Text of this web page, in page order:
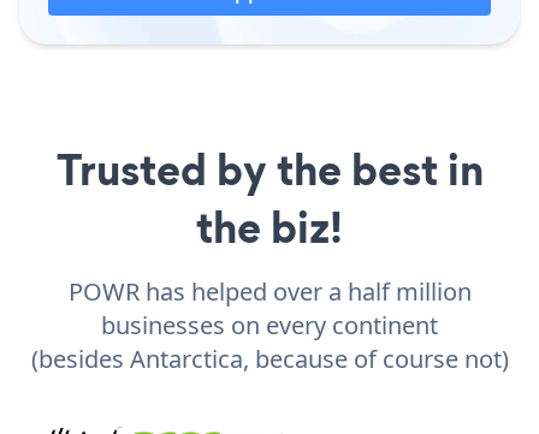
Trusted by the best in
the biz!
POWR has helped over a half million
businesses on every continent
(besides Antarctica, because of course not)